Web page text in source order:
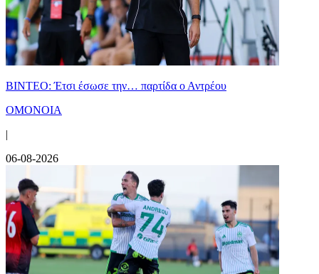
ΒΙΝΤΕΟ: Έτσι έσωσε την… παρτίδα ο Αντρέου
ΟΜΟΝΟΙΑ
|
06-08-2026